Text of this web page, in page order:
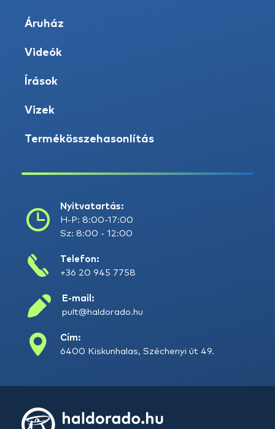
Áruház
Videók
Írások
Vizek
Termékösszehasonlítás
Nyitvatartás:
H-P: 8:00-17:00
Sz: 8:00 - 12:00
Telefon:
+36 20 945 7758
E-mail:
pult@haldorado.hu
Cím:
6400 Kiskunhalas, Széchenyi út 49.